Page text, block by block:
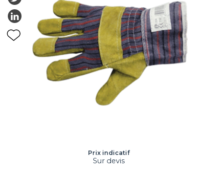
Prix indicatif
Sur devis